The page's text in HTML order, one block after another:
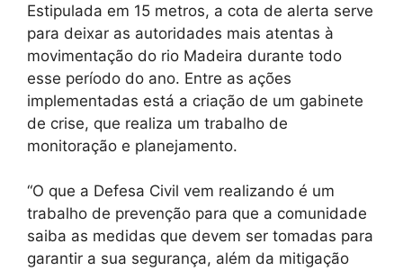
Estipulada em 15 metros, a cota de alerta serve
para deixar as autoridades mais atentas à
movimentação do rio Madeira durante todo
esse período do ano. Entre as ações
implementadas está a criação de um gabinete
de crise, que realiza um trabalho de
monitoração e planejamento.
“O que a Defesa Civil vem realizando é um
trabalho de prevenção para que a comunidade
saiba as medidas que devem ser tomadas para
garantir a sua segurança, além da mitigação